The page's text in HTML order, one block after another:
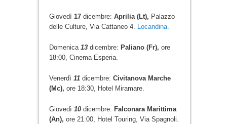
Giovedì 17 dicembre: Aprilia (Lt), Palazzo
delle Culture, Via Cattaneo 4. Locandina.
Domenica 13dicembre: Paliano (Fr), ore
18:00, Cinema Esperia.
Venerdì 11dicembre: Civitanova Marche
(Mc), ore 18:30, Hotel Miramare.
Giovedì 10dicembre: Falconara Marittima
(An), ore 21:00, Hotel Touring, Via Spagnoli.